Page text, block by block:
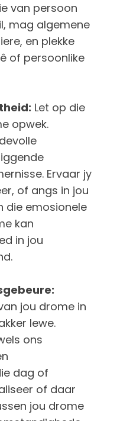
van persoon
mag algemene
en plekke
of persoonlike
Let op die
opwek.
Ervaar jy
of angs in jou
die emosionele
kan
in jou
jou drome in
lewe.
ons
dag of
of daar
jou drome